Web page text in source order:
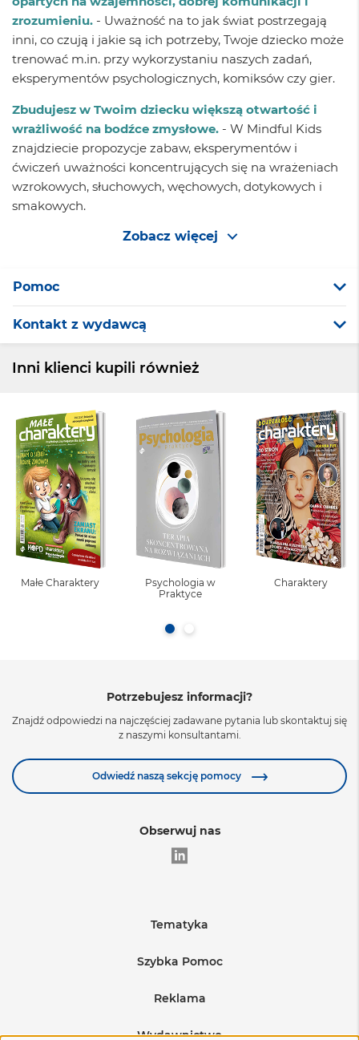
zrozumieniu. - Uważność na to jak świat postrzegają
inni, co czują i jakie są ich potrzeby, Twoje dziecko może
trenować m.in. przy wykorzystaniu naszych zadań,
eksperymentów psychologicznych, komiksów czy gier.
Zbudujesz w Twoim dziecku większą otwartość i
wrażliwość na bodźce zmysłowe. - W Mindful Kids
znajdziecie propozycje zabaw, eksperymentów i
ćwiczeń uważności koncentrujących się na wrażeniach
wzrokowych, słuchowych, węchowych, dotykowych i
smakowych.
Zobacz więcej
Pomoc
Kontakt z wydawcą
Inni klienci kupili również
Małe Charaktery
Psychologia w
Praktyce
Charaktery
Potrzebujesz informacji?
Znajdź odpowiedzi na najczęściej zadawane pytania lub skontaktuj się
z naszymi konsultantami.
Odwiedź naszą sekcję pomocy
Obserwuj nas
Tematyka
Edukacja
Medycyna
BHP i produkcja
Szybka Pomoc
Warunki sprzedaży
Wysyłka produktów
Reklama
Regulamin sprzedaży reklam
Wydawnictwo